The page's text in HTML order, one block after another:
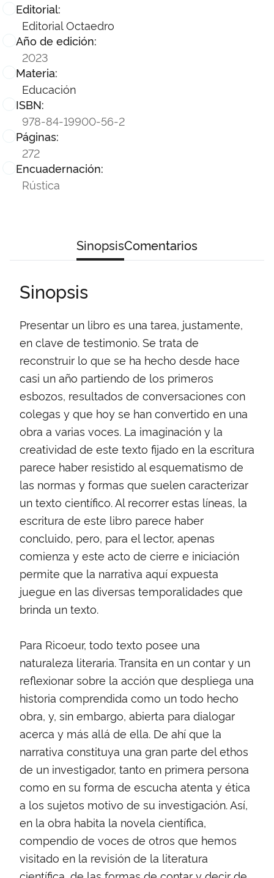
Editorial:
Editorial Octaedro
Año de edición:
2023
Materia:
Educación
ISBN:
978-84-19900-56-2
Páginas:
272
Encuadernación:
Rústica
SinopsisComentarios
Sinopsis
Presentar un libro es una tarea, justamente,
en clave de testimonio. Se trata de
reconstruir lo que se ha hecho desde hace
casi un año partiendo de los primeros
esbozos, resultados de conversaciones con
colegas y que hoy se han convertido en una
obra a varias voces. La imaginación y la
creatividad de este texto fijado en la escritura
parece haber resistido al esquematismo de
las normas y formas que suelen caracterizar
un texto científico. Al recorrer estas líneas, la
escritura de este libro parece haber
concluido, pero, para el lector, apenas
comienza y este acto de cierre e iniciación
permite que la narrativa aquí expuesta
juegue en las diversas temporalidades que
brinda un texto.
Para Ricoeur, todo texto posee una
naturaleza literaria. Transita en un contar y un
reflexionar sobre la acción que despliega una
historia comprendida como un todo hecho
obra, y, sin embargo, abierta para dialogar
acerca y más allá de ella. De ahí que la
narrativa constituya una gran parte del ethos
de un investigador, tanto en primera persona
como en su forma de escucha atenta y ética
a los sujetos motivo de su investigación. Así,
en la obra habita la novela científica,
compendio de voces de otros que hemos
visitado en la revisión de la literatura